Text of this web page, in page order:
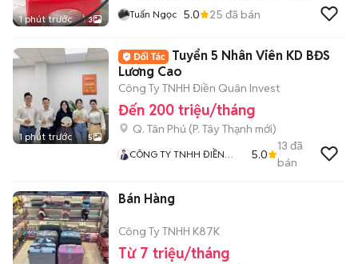
1 phút trước 3 Tuấn Ngọc 5.0 25 đã bán
1 phút trước 5
Tuyển 5 Nhân Viên KD BĐS
Lương Cao
Công Ty TNHH Điền Quân Invest
Đến 200 triệu/tháng
Q. Tân Phú (P. Tây Thạnh mới)
CÔNG TY TNHH ĐIỀN
5.0
13 đã
bán
Bán Hàng
Công Ty TNHH K87K
Từ 7 triệu/tháng